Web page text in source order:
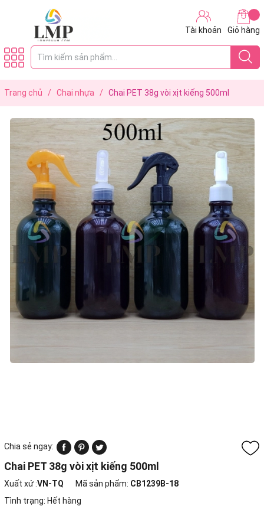
Tài khoản Giỏ hàng
Trang chủ / Chai nhựa / Chai PET 38g vòi xịt kiếng 500ml
Chia sẻ ngay:
Chai PET 38g vòi xịt kiếng 500ml
Xuất xứ :VN-TQ Mã sản phẩm: CB1239B-18
Tình trạng: Hết hàng